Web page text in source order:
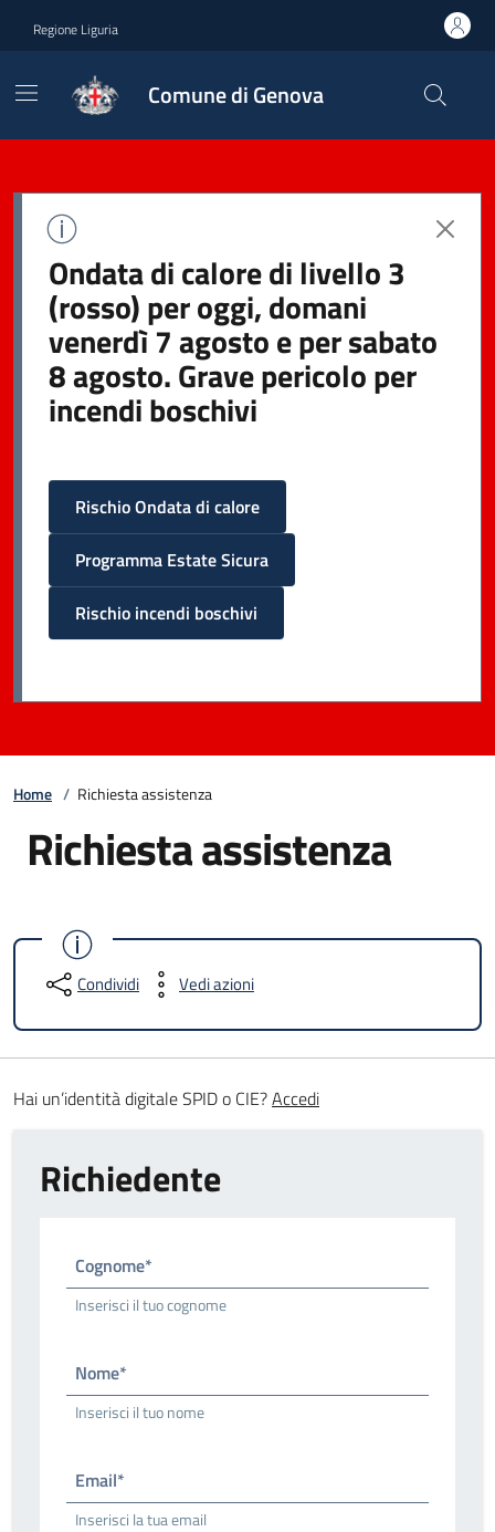
Regione Liguria
Comune di Genova
Ondata di calore di livello 3
(rosso) per oggi, domani
venerdì 7 agosto e per sabato
8 agosto. Grave pericolo per
incendi boschivi
Rischio Ondata di calore
Programma Estate Sicura
Rischio incendi boschivi
Home / Richiesta assistenza
Richiesta assistenza
Condividi Vedi azioni
Hai un’identità digitale SPID o CIE?Accedi
Richiedente
Cognome*
Inserisci il tuo cognome
Nome*
Inserisci il tuo nome
Email*
Inserisci la tua email